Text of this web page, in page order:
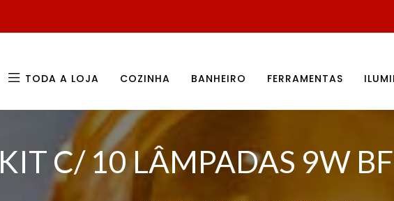
TODA A LOJA COZINHA BANHEIRO FERRAMENTAS
KIT C/ 10 LÂMPADAS 9W